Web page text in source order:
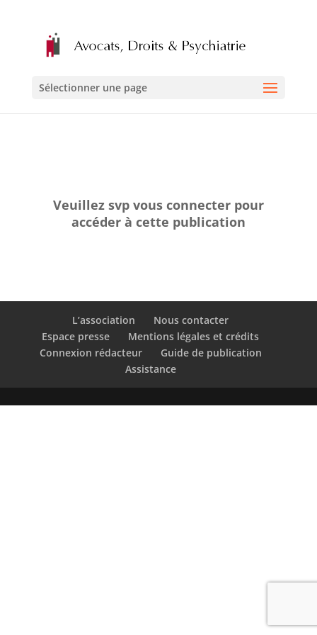
Sélectionner une page
Veuillez svp vous connecter pour
accéder à cette publication
L’association
Nous contacter
Espace presse
Mentions légales et crédits
Connexion rédacteur
Guide de publication
Assistance